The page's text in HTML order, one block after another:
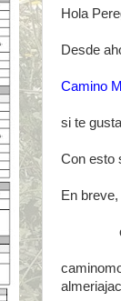
Hola
Desde
Camino
si te
Con esto
En
como